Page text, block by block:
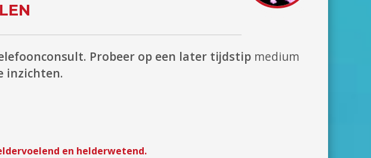
Probeer op een later tijdstip medium
inzichten.
en helderwetend.